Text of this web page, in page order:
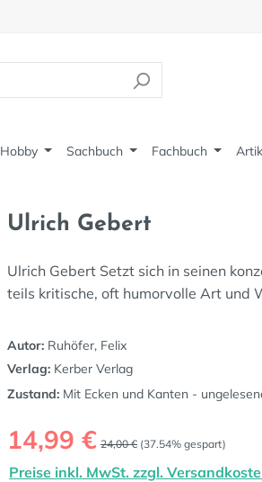
Hobby Sachbuch Fachbuch
Ulrich Gebert
Ulrich Gebert Setzt sich in seinen
teils kritische, oft humorvolle Art und
Autor: Ruhöfer, Felix
Verlag: Kerber Verlag
Zustand: Mit Ecken und Kanten -
Verkaufspreis:
14,99 € Regulärer Preis:
24,00 € (37.54% gespart)
Preise inkl. MwSt. zzgl.